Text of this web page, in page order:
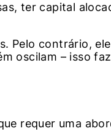
ter capital
Pelo contrário,
oscilam – isso
requer uma